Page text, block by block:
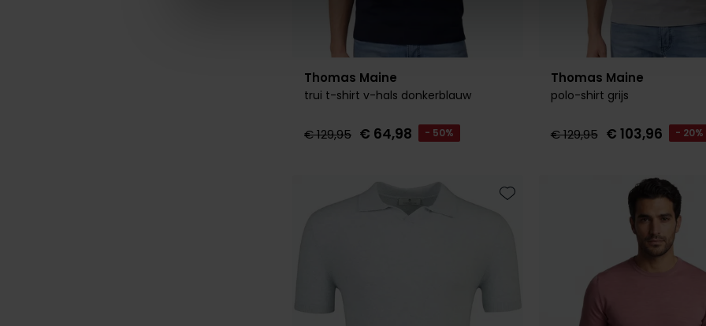
Thomas Maine
trui t-shirt v-hals donkerblauw
€ 129,95 € 64,98 - 50%
Thomas Maine
polo-shirt grijs
€ 129,95 € 103,96 - 20%
Toevoegen aan favorieten